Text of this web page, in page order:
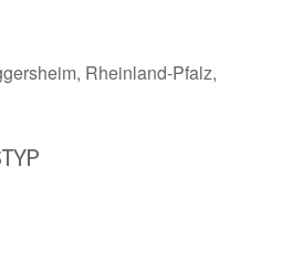
Rheinland-Pfalz,